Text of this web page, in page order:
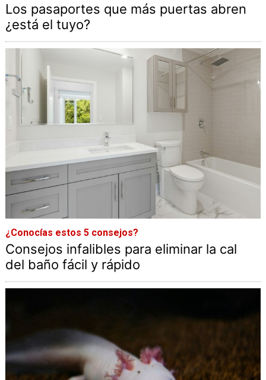
Los pasaportes que más puertas abren
¿está el tuyo?
¿Conocías estos 5 consejos?
Consejos infalibles para eliminar la cal
del baño fácil y rápido